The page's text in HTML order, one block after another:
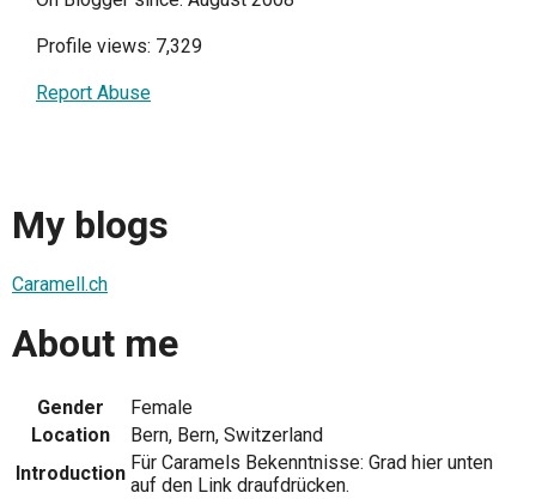
Profile views: 7,329
Report Abuse
My blogs
Caramell.ch
About me
Gender
Female
Location
Bern, Bern, Switzerland
Introduction Für Caramels Bekenntnisse: Grad hier unten
auf den Link draufdrücken.